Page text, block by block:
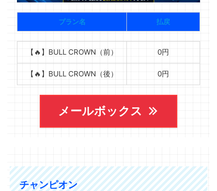
プラン名 払戻
【🔥】BULL CROWN（前） 0円
【🔥】BULL CROWN（後） 0円
メールボックス
チャンピオン